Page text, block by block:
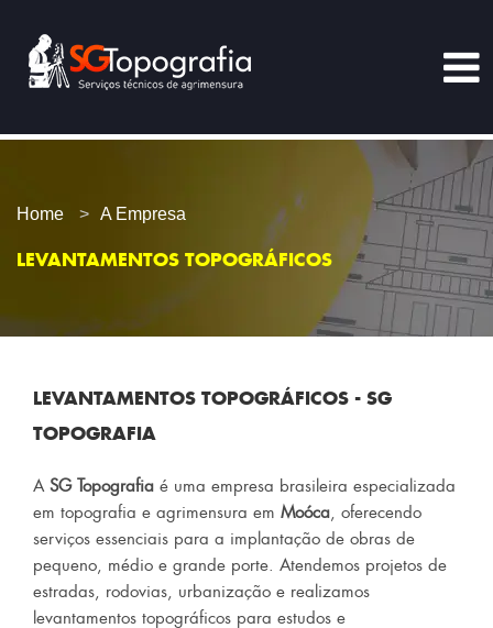
Home A Empresa
LEVANTAMENTOS TOPOGRÁFICOS
LEVANTAMENTOS TOPOGRÁFICOS - SG
TOPOGRAFIA
A SG Topografia é uma empresa brasileira especializada
em topografia e agrimensura em Moóca, oferecendo
serviços essenciais para a implantação de obras de
pequeno, médio e grande porte. Atendemos projetos de
estradas, rodovias, urbanização e realizamos
levantamentos topográficos para estudos e